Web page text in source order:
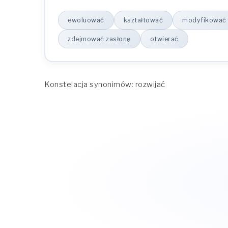
ewoluować kształtować modyfikować
zdejmować zasłonę otwierać
Konstelacja synonimów: rozwijać